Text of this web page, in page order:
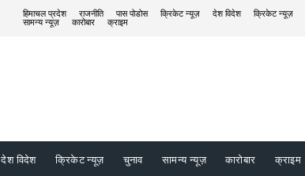
हिमाचल प्रदेश राजनीति पास पोडोस क्रिकेट न्यूज़ देश विदेश क्रिकेट न्यूज़
सामन्य न्यूज़
कारोबार क्राइम
देश विदेश क्रिकेट न्यूज़ चुनाव सामन्य न्यूज़ कारोबार क्राइम